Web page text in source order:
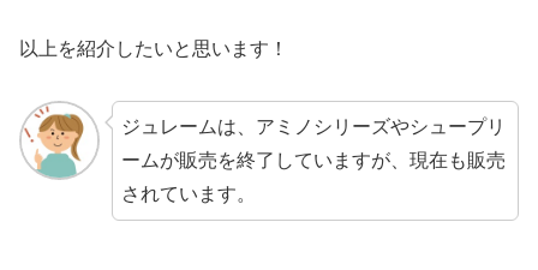
以上を紹介したいと思います！
ジュレームは、アミノシリーズやシュープリ
ームが販売を終了していますが、現在も販売
されています。